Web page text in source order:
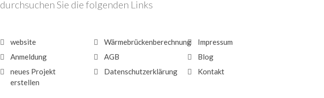
durchsuchen Sie die folgenden Links
website
Anmeldung
neues Projekt
erstellen
Wärmebrückenberechnung
AGB
Datenschutzerklärung
Impressum
Blog
Kontakt